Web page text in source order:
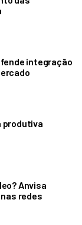
integração
produtiva
Anvisa
redes